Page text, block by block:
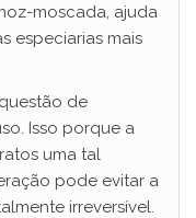
moscada, ajuda
especiarias mais
de
Isso porque a
uma tal
pode evitar a
irreversível.